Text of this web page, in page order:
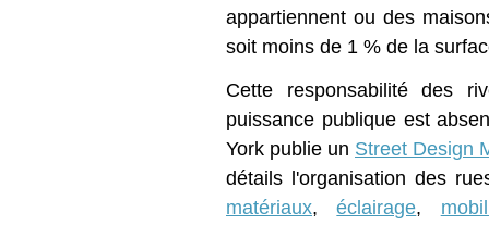
appartiennent ou des
soit moins de 1 % de la
Cette responsabilité des
puissance publique est
York publie un Street Design
détails l'organisation des
matériaux,éclairage,